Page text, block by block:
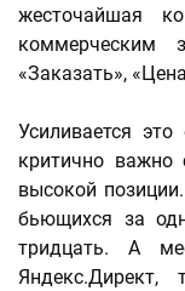
жесточайшая
коммерческим
«Заказать»,
Усиливается
критично
высокой
бьющихся за
тридцать. А
Яндекс.Директ,